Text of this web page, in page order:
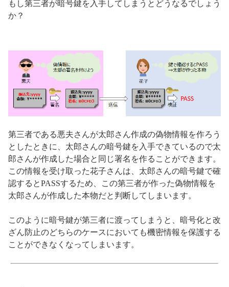
もし第三者が暗号鍵を入手してしまうとどうなるでしょう
か？
第三者である悪夫さんが太郎さん作成の偽物情報を作ろう
としたときに、太郎さんの暗号鍵を入手できているので太
郎さんが作成した場合と同じ署名を作ることができます。
この情報を受け取った花子さんは、太郎さんの暗号鍵で確
認するとPASSするため、この第三者が作った偽物情報を
太郎さんが作成した本物だと判断してしまいます。
このように暗号鍵が第三者に渡ってしまうと、暗号化と改
ざん防止のどちらのケースにおいても機密情報を保護する
ことができなくなってしまいます。